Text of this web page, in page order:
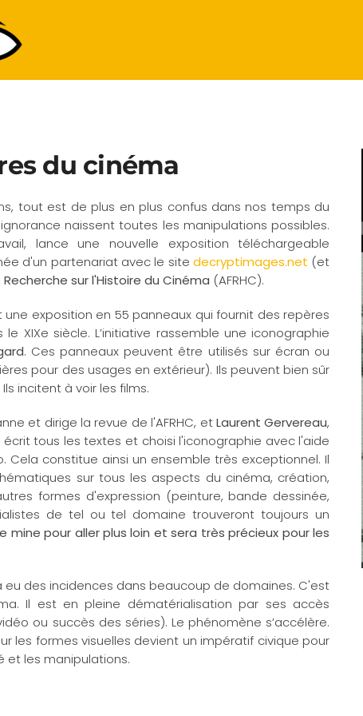
du cinéma
tout est de plus en plus confus dans nos temps du
naissent toutes les manipulations possibles.
lance une nouvelle exposition téléchargeable
d'un partenariat avec le site decryptimages.net (et
sur l'Histoire du Cinéma (AFRHC).
exposition en 55 panneaux qui fournit des repères
XIXe siècle. L’initiative rassemble une iconographie
. Ces panneaux peuvent être utilisés sur écran ou
pour des usages en extérieur). Ils peuvent bien sûr
incitent à voir les films.
et dirige la revue de l'AFRHC, etLaurent Gervereau,
tous les textes et choisi l'iconographie avec l'aide
Cela constitue ainsi un ensemble très exceptionnel. Il
sur tous les aspects du cinéma, création,
formes d'expression (peinture, bande dessinée,
de tel ou tel domaine trouveront toujours un
pour aller plus loin et sera très précieux pour les
des incidences dans beaucoup de domaines. C'est
Il est en pleine dématérialisation par ses accès
ou succès des séries). Le phénomène s’accélère.
les formes visuelles devient un impératif civique pour
et les manipulations.